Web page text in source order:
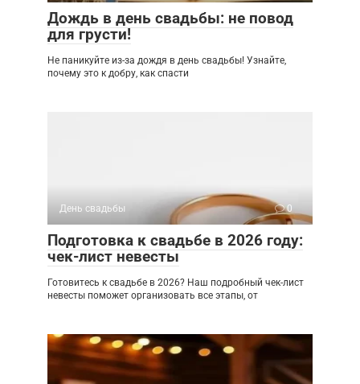
Дождь в день свадьбы: не повод
для грусти!
Не паникуйте из-за дождя в день свадьбы! Узнайте,
почему это к добру, как спасти
День свадьбы 0
Подготовка к свадьбе в 2026 году:
чек-лист невесты
Готовитесь к свадьбе в 2026? Наш подробный чек-лист
невесты поможет организовать все этапы, от